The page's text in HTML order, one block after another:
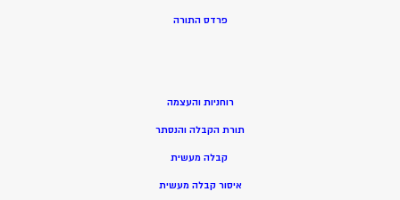
פרדס התורה
רוחניות והעצמה
תורת הקבלה והנסתר
קבלה מעשית
איסור קבלה מעשית